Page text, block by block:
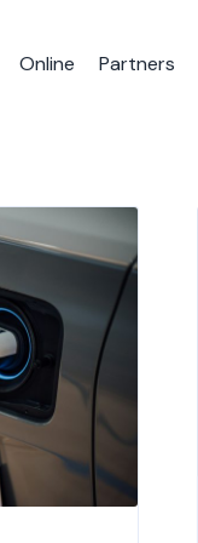
Online Partners